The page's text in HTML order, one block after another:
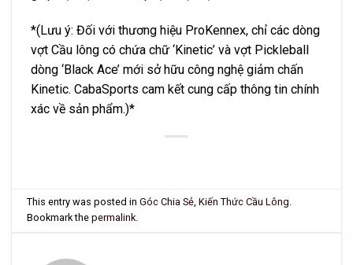
*(Lưu ý: Đối với thương hiệu ProKennex, chỉ các dòng
vợt Cầu lông có chứa chữ ‘Kinetic’ và vợt Pickleball
dòng ‘Black Ace’ mới sở hữu công nghệ giảm chấn
Kinetic. CabaSports cam kết cung cấp thông tin chính
xác về sản phẩm.)*
This entry was posted inGóc Chia Sẻ,Kiến Thức Cầu Lông.
Bookmark thepermalink.